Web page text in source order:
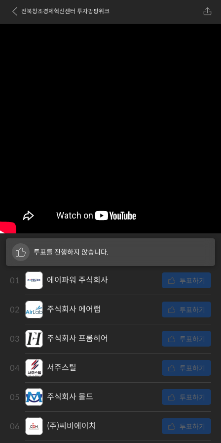
전북창조경제혁신센터 투자팡팡위크
투표를 진행하지 않습니다.
01 에이파워 주식회사 투표하기
02 주식회사 에어랩 투표하기
03 주식회사 프롬히어 투표하기
04 서주스틸 투표하기
05 주식회사 몰드 투표하기
06 (주)씨비에이치 투표하기